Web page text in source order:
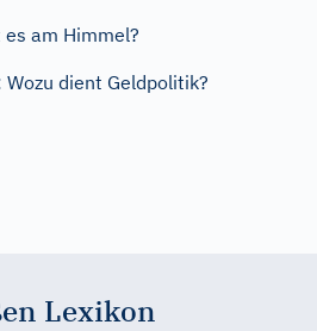
am Himmel?
dient Geldpolitik?
Lexikon